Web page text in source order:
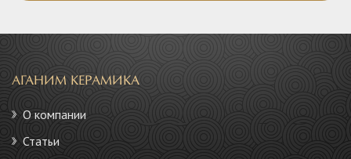
АГАНИМ КЕРАМИКА
О компании
Статьи